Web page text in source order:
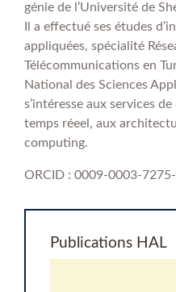
génie de l’Université de
Il a effectué ses études
appliquées, spécialité
Télécommunications en
National des Sciences
s’intéresse aux services
temps réeel, aux
computing.
ORCID : 0009-0003-
Publications HAL